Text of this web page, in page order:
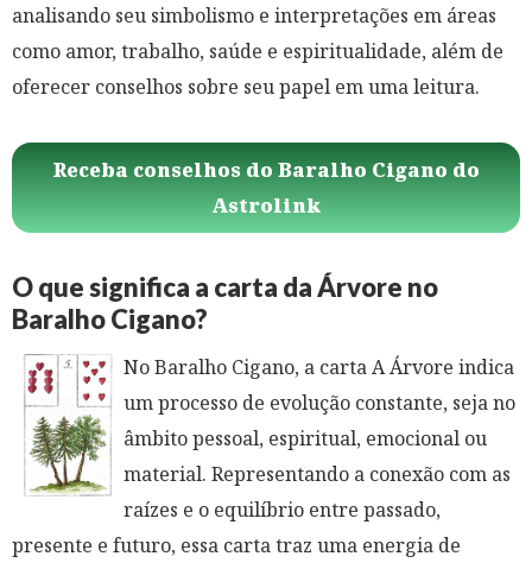
analisando seu simbolismo e interpretações em áreas
como amor, trabalho, saúde e espiritualidade, além de
oferecer conselhos sobre seu papel em uma leitura.
Receba conselhos do Baralho Cigano do
Astrolink
O que significa a carta da Árvore no
Baralho Cigano?
No Baralho Cigano, a carta A Árvore indica
um processo de evolução constante, seja no
âmbito pessoal, espiritual, emocional ou
material. Representando a conexão com as
raízes e o equilíbrio entre passado,
presente e futuro, essa carta traz uma energia de